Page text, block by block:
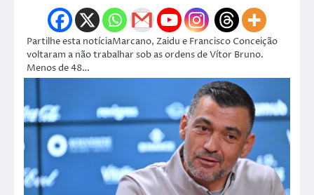
Partilhe esta notíciaMarcano, Zaidu e Francisco Conceição
voltaram a não trabalhar sob as ordens de Vítor Bruno.
Menos de 48…